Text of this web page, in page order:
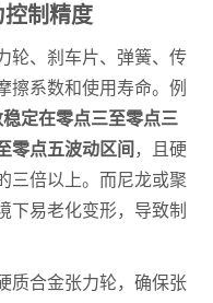
制精度
轮、刹车片、弹簧、传
擦系数和使用寿命。例
定在零点三至零点三
零点五波动区间 ，且硬
三倍以上。而尼龙或聚
下易老化变形，导致制
质合金张力轮，确保张